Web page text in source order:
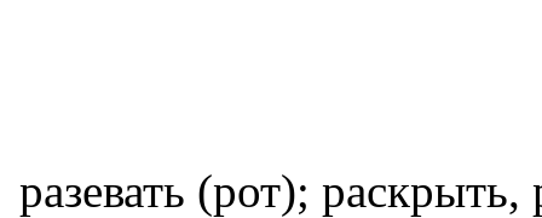
разевать (рот);